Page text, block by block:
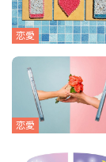
恋愛
恋愛